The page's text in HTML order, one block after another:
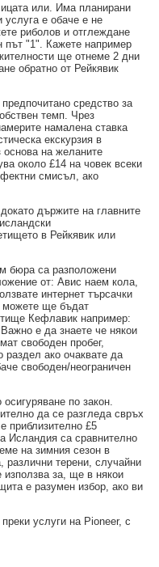
или. Има планирани
услуга е обаче е не
риболов и отглеждане
път "1". Кажете например
ще отнеме 2 дни
обратно от Рейкявик
средство за
темп. Чрез
намалена ставка
екскурзия в
на желаните
около £14 на човек всеки
смисъл, ако
държите на главните
в Рейкявик или
бюра са разположени
от: Авис наем кола,
интернет търсачки
можете ще бъдат
Кефлавик например:
е да знаете че някои
свободен пробег,
ако очаквате да
свободен/неограничен
по закон.
да се разгледа свръх
приблизително £5
Исландия са сравнително
на зимния сезон в
различни терени, случайни
за, ще в някои
е разумен избор, ако ви
услуги на Pioneer, с